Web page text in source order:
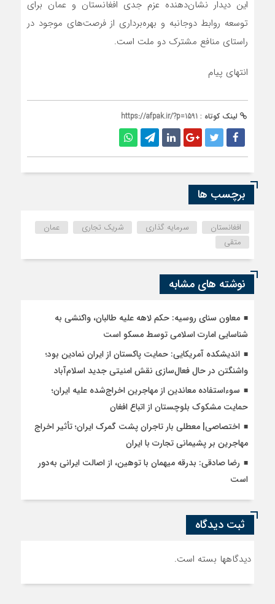
این دیدار نشان‌دهنده عزم جدی افغانستان و عمان برای
توسعه روابط دوجانبه و بهره‌برداری از فرصت‌های موجود در
راستای منافع مشترک دو ملت است.
انتهای پیام
لینک کوتاه : https://afpak.ir/?p=1591
برچسب ها
افغانستان سرمایه گذاری شریک تجاری
عمان
متقی
نوشته های مشابه
معاون سنای روسیه: حکم لاهه علیه طالبان، واکنشی به
شناسایی امارت اسلامی توسط مسکو است
اندیشکده آمریکایی: حمایت پاکستان از ایران نمادین بود؛
واشنگتن در حال فعال‌سازی نقش امنیتی جدید اسلام‌آباد
سوءاستفاده معاندین از مهاجرین اخراج‌شده علیه ایران؛
حمایت مشکوک بلوچستان از اتباع افغان
اختصاصی| معطلی بار تاجران پشت گمرک ایران؛ تأثیر اخراج
مهاجرین بر پشیمانی تجارت با ایران
رضا صادقی: بدرقه میهمان با توهین، از اصالت ایرانی به‌دور
است
ثبت دیدگاه
دیدگاهها بسته است.